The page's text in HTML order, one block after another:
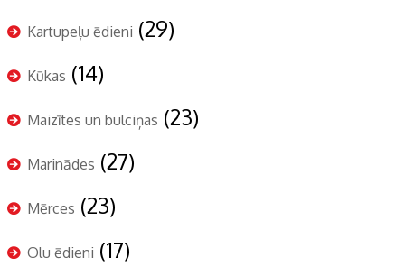
Kartupeļu ēdieni (29)
Kūkas (14)
Maizītes un bulciņas (23)
Marinādes (27)
Mērces (23)
Olu ēdieni (17)